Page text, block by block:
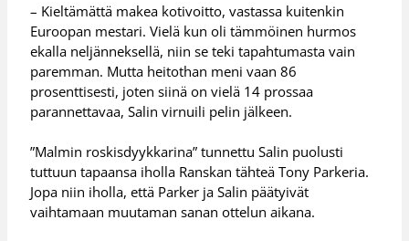
– Kieltämättä makea kotivoitto, vastassa kuitenkin
Euroopan mestari. Vielä kun oli tämmöinen hurmos
ekalla neljänneksellä, niin se teki tapahtumasta vain
paremman. Mutta heitothan meni vaan 86
prosenttisesti, joten siinä on vielä 14 prossaa
parannettavaa, Salin virnuili pelin jälkeen.
”Malmin roskisdyykkarina” tunnettu Salin puolusti
tuttuun tapaansa iholla Ranskan tähteä Tony Parkeria.
Jopa niin iholla, että Parker ja Salin päätyivät
vaihtamaan muutaman sanan ottelun aikana.